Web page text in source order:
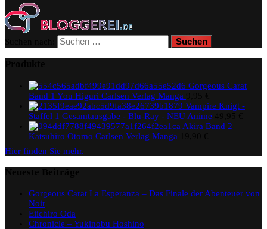
Gorgeous Carat
Band 1 You Higuri Carlsen Verlag Manga
Vampire Knigt -
Staffel 1 Gesamtausgabe - Blu-Ray - NEU Anime
Akira Band 2
Katsuhiro Otomo Carlsen Verlag Manga
Hier finden Sie mehr.
Gorgeous Carat La Esperanza – Das Finale der Abenteuer von
Noir
Eiichiro Oda
Chronicle – Yukinobu Hoshino